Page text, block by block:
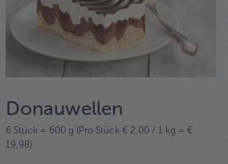
Donauwellen
6 Stück = 600 g (Pro Stück € 2,00 / 1 kg = €
19,98)